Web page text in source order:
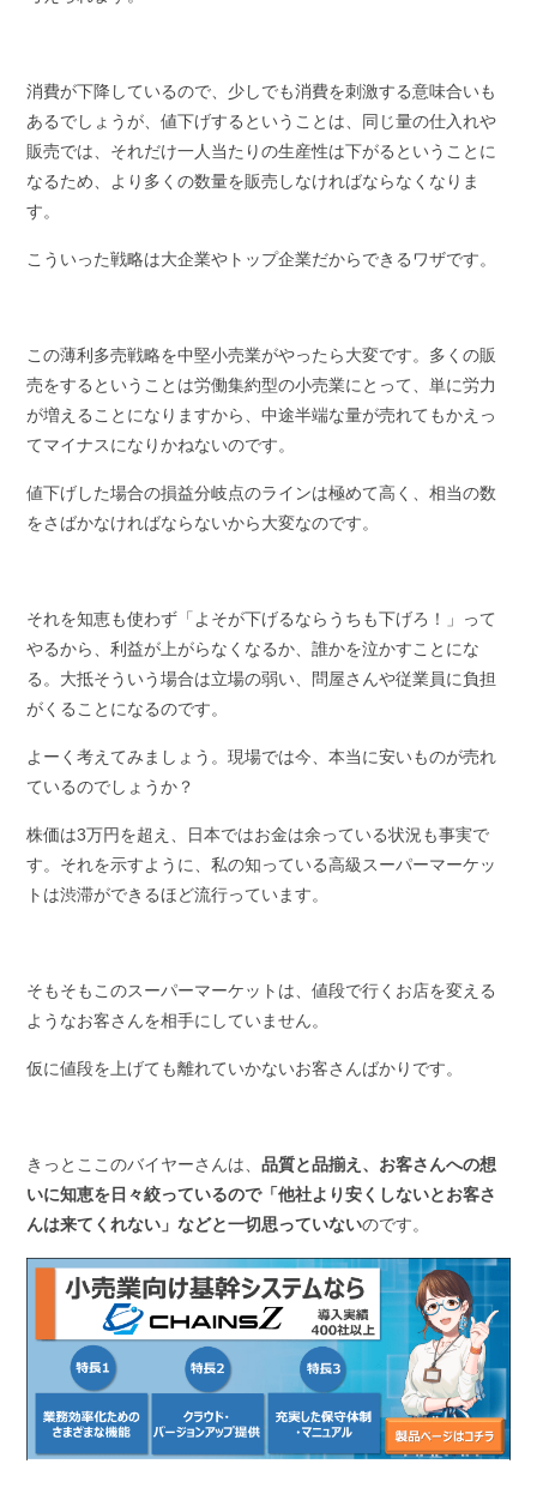
消費が下降しているので、少しでも消費を刺激する意味合いも
あるでしょうが、値下げするということは、同じ量の仕入れや
販売では、それだけ一人当たりの生産性は下がるということに
なるため、より多くの数量を販売しなければならなくなりま
す。
こういった戦略は大企業やトップ企業だからできるワザです。
この薄利多売戦略を中堅小売業がやったら大変です。多くの販
売をするということは労働集約型の小売業にとって、単に労力
が増えることになりますから、中途半端な量が売れてもかえっ
てマイナスになりかねないのです。
値下げした場合の損益分岐点のラインは極めて高く、相当の数
をさばかなければならないから大変なのです。
それを知恵も使わず「よそが下げるならうちも下げろ！」って
やるから、利益が上がらなくなるか、誰かを泣かすことにな
る。大抵そういう場合は立場の弱い、問屋さんや従業員に負担
がくることになるのです。
よーく考えてみましょう。現場では今、本当に安いものが売れ
ているのでしょうか？
株価は3万円を超え、日本ではお金は余っている状況も事実で
す。それを示すように、私の知っている高級スーパーマーケッ
トは渋滞ができるほど流行っています。
そもそもこのスーパーマーケットは、値段で行くお店を変える
ようなお客さんを相手にしていません。
仮に値段を上げても離れていかないお客さんばかりです。
きっとここのバイヤーさんは、品質と品揃え、お客さんへの想
いに知恵を日々絞っているので「他社より安くしないとお客さ
んは来てくれない」などと一切思っていないのです。